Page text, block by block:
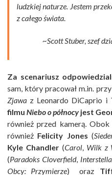
ludzkiej naturze. Jestem
z całego świata.
~Scott Stuber, szef
Za scenariusz
sam, który pracował m.in.
Zjawa z Leonardo DiCaprio i
filmu Niebo o północyjest
również przed kamerą.
również Felicity Jones (
Kyle Chandler(Carol, Wilk z
(Paradoks Cloverfield,
Obcy: Przymierze) oraz